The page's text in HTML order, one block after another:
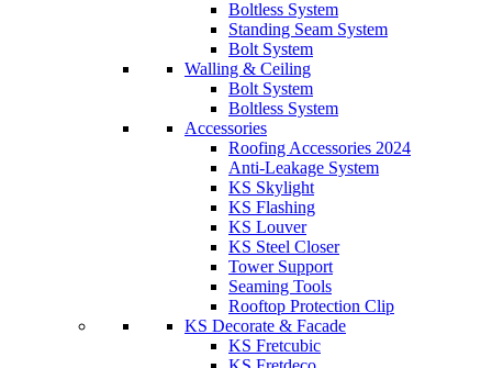
Boltless System
Standing Seam System
Bolt System
Walling & Ceiling
Bolt System
Boltless System
Accessories
Roofing Accessories 2024
Anti-Leakage System
KS Skylight
KS Flashing
KS Louver
KS Steel Closer
Tower Support
Seaming Tools
Rooftop Protection Clip
KS Decorate & Facade
KS Fretcubic